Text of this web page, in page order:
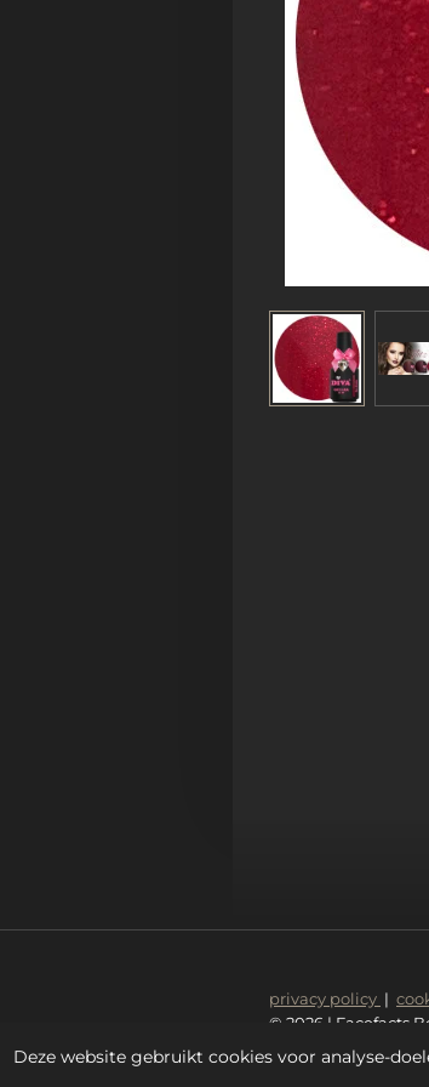
Deze website gebruikt cookies voor analyse-
privacy policy |
© 2026 | Facefacts